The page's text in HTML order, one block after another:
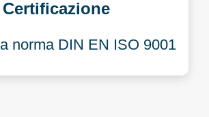
Certificazione
norma DIN EN ISO 9001